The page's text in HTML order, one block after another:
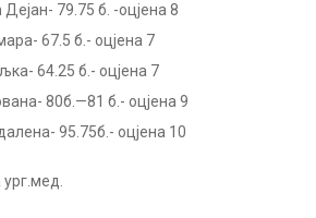
79.75 б. -оцјена 8
67.5 б.- оцјена 7
64.25 б.- оцјена 7
80б.—81 б.- оцјена 9
95.75б.- оцјена 10